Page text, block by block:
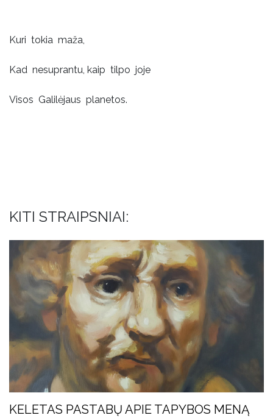
Kuri tokia maža,
Kad nesuprantu, kaip tilpo joje
Visos Galilėjaus planetos.
KITI STRAIPSNIAI:
KELETAS PASTABŲ APIE TAPYBOS MENĄ